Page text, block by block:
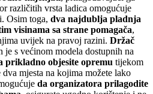
različitih vrsta ladica omogućuje
Osim toga, dva najdublja pladnja
visinama sa strane pomagača,
uvijek na pravoj razini. Držač
je s većinom modela dostupnih na
prikladno objesite opremu tijekom
mjesta na kojima možete lako
da organizatora prilagodite